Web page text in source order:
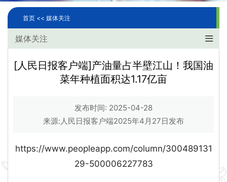
科学研究
人才队伍
首页 << 媒体关注
媒体关注
[人民日报客户端]产油量占半壁江山！我国油
菜年种植面积达1.17亿亩
发布时间: 2025-04-28
来源:人民日报客户端2025年4月27日发布
https://www.peopleapp.com/column/300489131
29-500006227783